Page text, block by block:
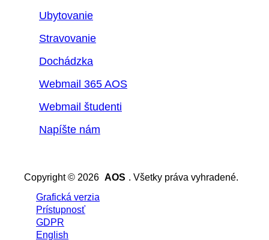
Ubytovanie
Stravovanie
Dochádzka
Webmail 365 AOS
Webmail študenti
Napíšte nám
Copyright © 2026 AOS . Všetky práva vyhradené.
Grafická verzia
Prístupnosť
GDPR
English